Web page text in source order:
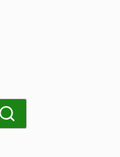
Search